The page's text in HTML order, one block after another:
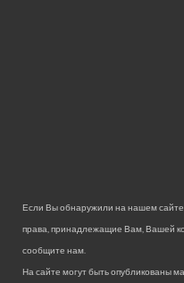
Если Вы обнаружили на нашем
права, принадлежащие Вам, Вашей
сообщите нам.
На сайте могут быть опубликованы